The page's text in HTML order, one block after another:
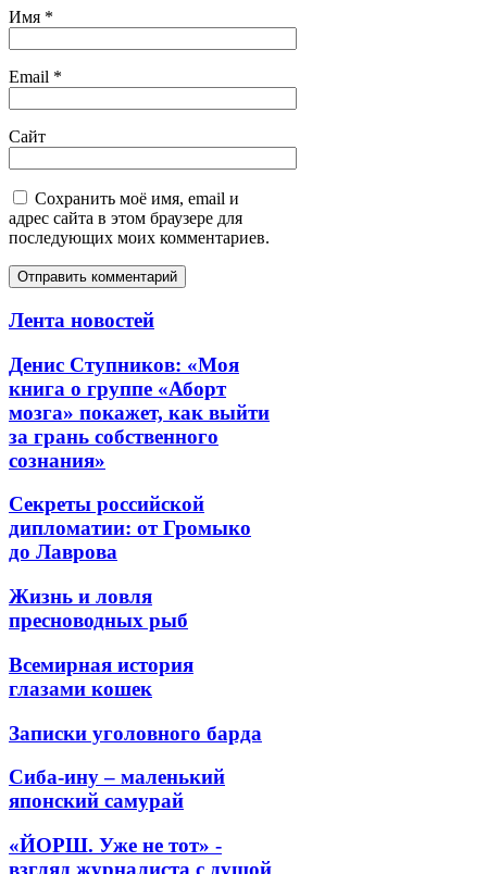
Имя *
Email *
Сайт
Сохранить моё имя, email и
адрес сайта в этом браузере для
последующих моих комментариев.
Лента новостей
Денис Ступников: «Моя
книга о группе «Аборт
мозга» покажет, как выйти
за грань собственного
сознания»
Секреты российской
дипломатии: от Громыко
до Лаврова
Жизнь и ловля
пресноводных рыб
Всемирная история
глазами кошек
Записки уголовного барда
Сиба-ину – маленький
японский самурай
«ЙОРШ. Уже не тот» -
взгляд журналиста с душой